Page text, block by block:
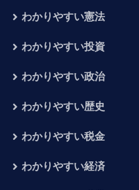
わかりやすい憲法
わかりやすい投資
わかりやすい政治
わかりやすい歴史
わかりやすい税金
わかりやすい経済